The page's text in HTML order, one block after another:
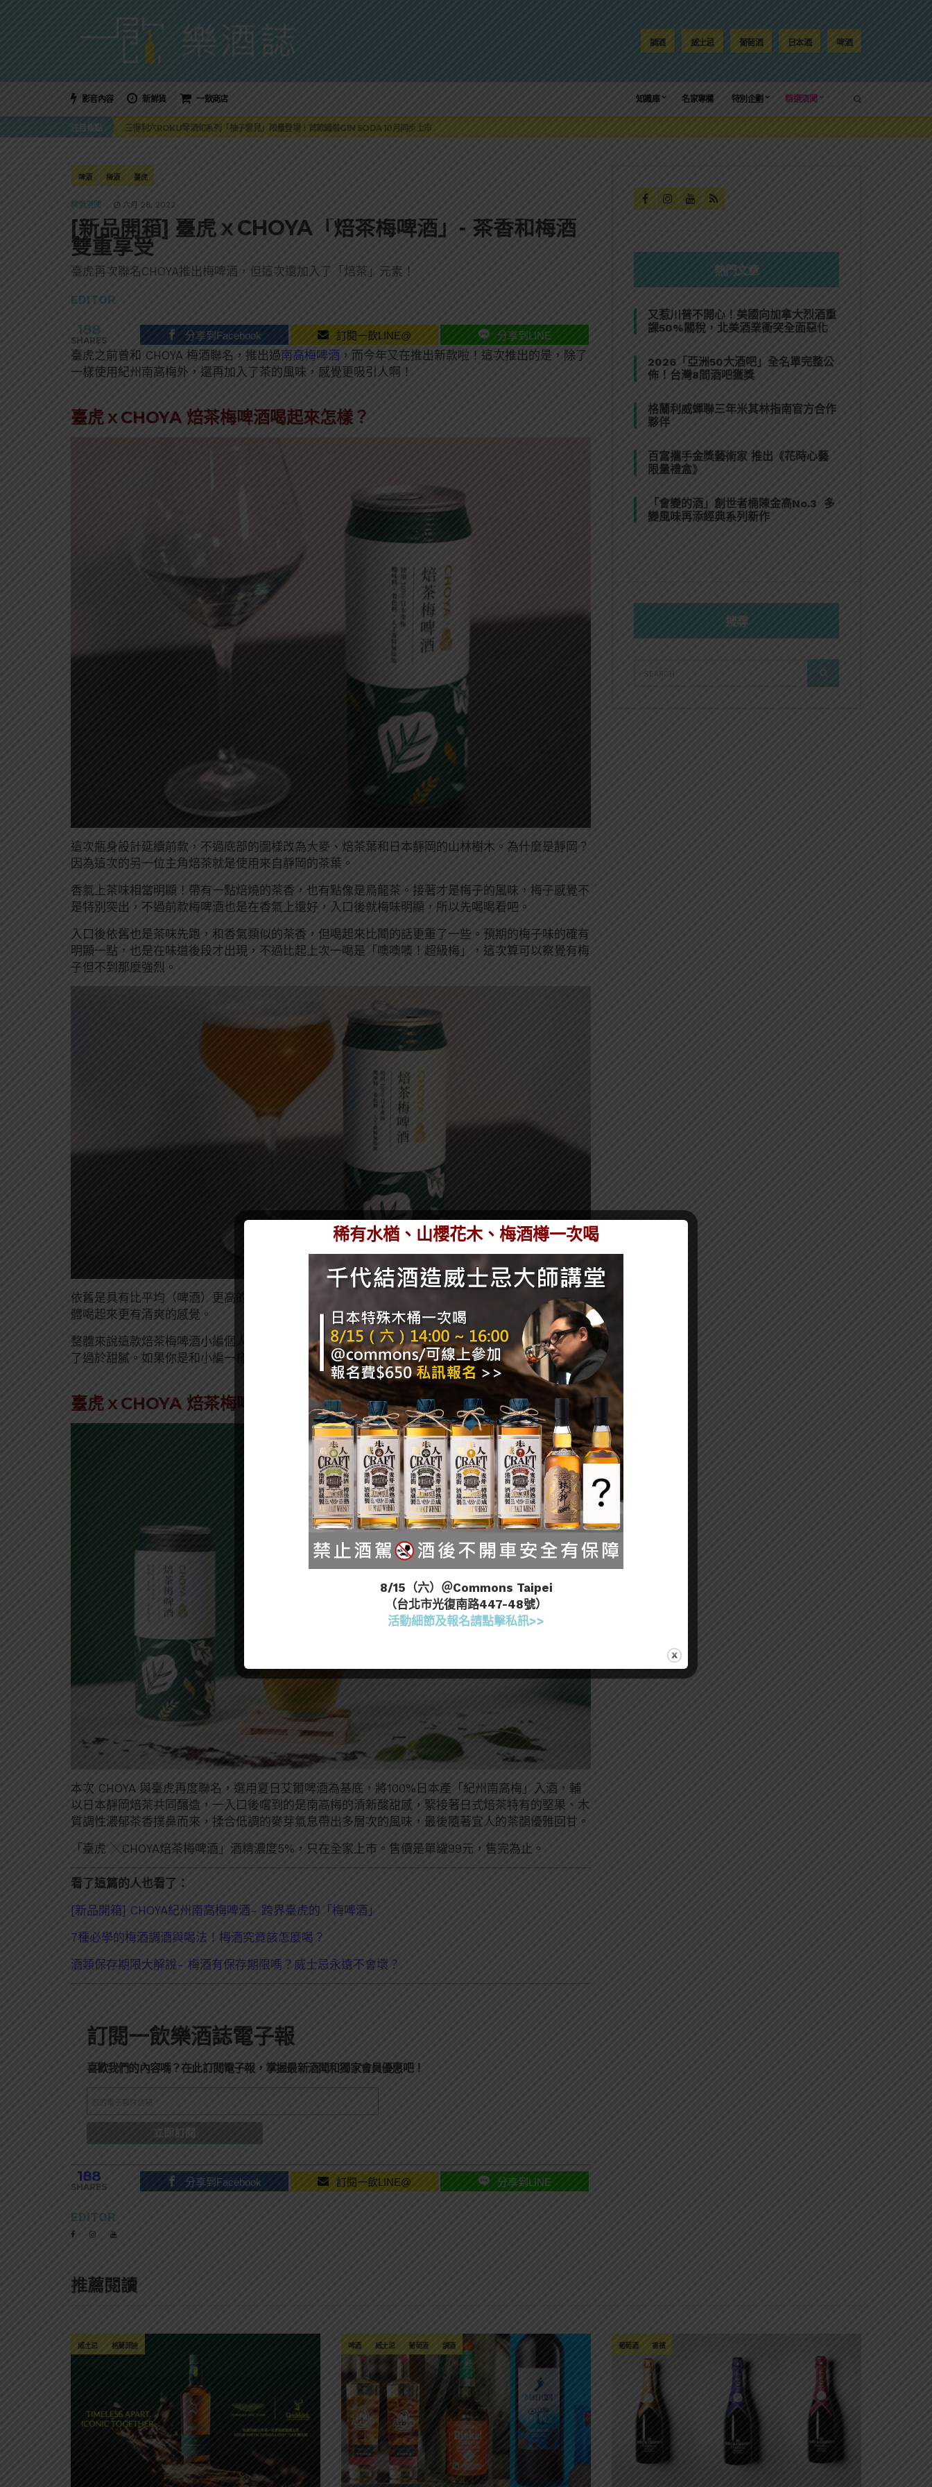
調酒 威士忌 葡萄酒 日本酒 啤酒
影音內容 新鮮貨 一飲商店 知識庫 名家專欄 特別企劃 精選酒聞
注目焦點
萬眾敲碗如期回歸！SUNMAI金色三麥3度攜手花蓮瓜農品牌「阿強西瓜」
三得利六ROKU琴酒旬系列「柚子雪見」限量登場！首款罐裝GIN SODA 10月同步上市
美國正式恢復蘇格蘭威士忌零關稅！烈酒產業再次迎來重磅利多
ABSOLUT 攜手 TABASCO® 重磅跨界，辣味伏特加7月強勢登台一口重擊味蕾
萬眾敲碗如期回歸！SUNMAI金色三麥3度攜手花蓮瓜農品牌「阿強西瓜」
三得利六ROKU琴酒旬系列「柚子雪見」限量登場！首款罐裝GIN SODA 10月同步上市
啤酒 梅酒 臺虎
精選酒聞 六月 28, 2022
[新品開箱] 臺虎ｘCHOYA「焙茶梅啤酒」- 茶香和梅酒
雙重享受
臺虎再次聯名CHOYA推出梅啤酒，但這次還加入了「焙茶」元素！
EDITOR
188
SHARES 分享到Facebook 訂閱一飲LINE@ 分享到LINE
臺虎之前曾和 CHOYA 梅酒聯名，推出過南高梅啤酒 ，而今年又在推出新款啦！這次推出的是，除了
一樣使用紀州南高梅外，還再加入了茶的風味，感覺更吸引人啊！
臺虎ｘCHOYA 焙茶梅啤酒喝起來怎樣？
這次瓶身設計延續前款，不過底部的圖樣改為大麥、焙茶葉和日本靜岡的山林樹木。為什麼是靜岡？
因為這次的另一位主角焙茶就是使用來自靜岡的茶葉。
香氣上茶味相當明顯！帶有一點焙燒的茶香，也有點像是烏龍茶。接著才是梅子的風味，梅子感覺不
是特別突出，不過前款梅啤酒也是在香氣上還好，入口後就梅味明顯，所以先喝喝看吧。
入口後依舊也是茶味先跑，和香氣類似的茶香，但喝起來比聞的話更重了一些。預期的梅子味的確有
明顯一點，也是在味道後段才出現，不過比起上次一喝是「噢噢噢！超級梅」，這次算可以察覺有梅
子但不到那麼強烈。
依舊是具有比平均（啤酒）更高的酸甜感，不過比起上一款的印象似乎這次比較低，或許是茶味讓整
體喝起來更有清爽的感覺。
整體來說這款焙茶梅啤酒小編個人是蠻喜歡的，茶和梅子的元素都算鮮明，較為清爽的調性也不會喝
了過於甜膩。如果你是和小編一樣不嗜甜的人可能也會比較喜歡焙茶梅啤酒。
臺虎ｘCHOYA 焙茶梅啤酒官方介紹
本次 CHOYA 與臺虎再度聯名，選用夏日艾爾啤酒為基底，將100%日本產「紀州南高梅」入酒，輔
以日本靜岡焙茶共同釀造，一入口後嚐到的是南高梅的清新酸甜感，緊接著日式焙茶特有的堅果、木
質調性濃郁茶香撲鼻而來，揉合低調的麥芽氣息帶出多層次的風味，最後隨著宜人的茶韻優雅回甘。
「臺虎 ╳CHOYA焙茶梅啤酒」酒精濃度5%，只在全家上市。售價是單罐99元，售完為止。
看了這篇的人也看了：
[新品開箱] CHOYA紀州南高梅啤酒- 跨界臺虎的「梅啤酒」
7種必學的梅酒調酒與喝法！梅酒究竟該怎麼喝？
酒類保存期限大解說- 梅酒有保存期限嗎？威士忌永遠不會壞？
訂閱一飲樂酒誌電子報
喜歡我們的內容嗎？在此訂閱電子報，掌握最新酒聞和獨家會員優惠吧！
188
SHARES 分享到Facebook 訂閱一飲LINE@ 分享到LINE
EDITOR
熱門文章
又惹川普不開心！美國向加拿大烈酒重
課50%關稅，北美酒業衝突全面惡化
2026「亞洲50大酒吧」全名單完整公
佈！台灣8間酒吧獲獎
格蘭利威蟬聯三年米其林指南官方合作
夥伴
百富攜手金獎藝術家 推出《花時心藝
限量禮盒》
「會變的酒」創世者桶陳金高No.3 多
變風味再添經典系列新作
搜尋
FOR:
SEARCH
推薦閱讀
威士忌 格蘭菲迪 啤酒 威士忌 葡萄酒 調酒 葡萄酒 香檳
稀有水楢、山櫻花木、梅酒樽一次喝
8/15（六）＠Commons Taipei
（台北市光復南路447-48號）
活動細節及報名請點擊私訊>>